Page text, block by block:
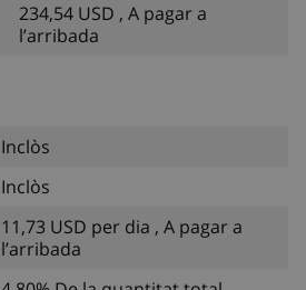
234,54 USD , A pagar a
l’arribada
Inclòs
Inclòs
11,73 USD per dia , A pagar a
l’arribada